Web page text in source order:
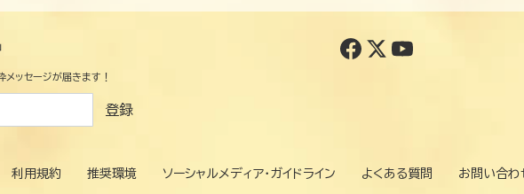
ッセージが届きます！
登録
利用規約 推奨環境 ソーシャルメディア・ガイドライン よくある質問 お問い合わ